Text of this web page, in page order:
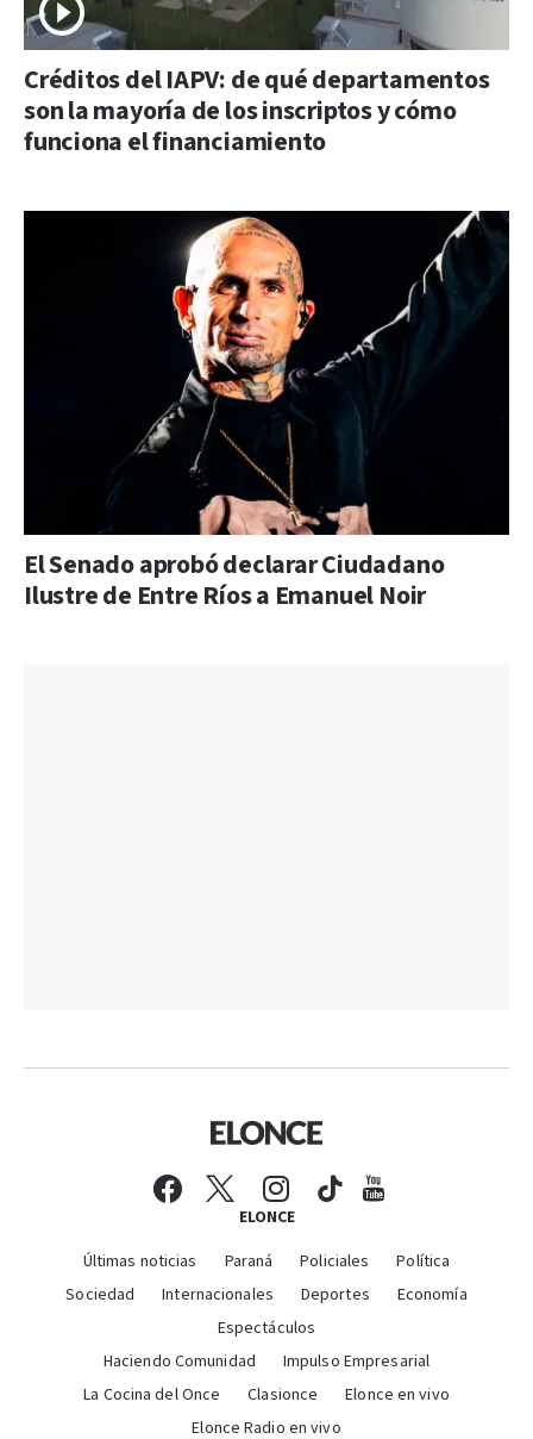
Créditos del IAPV: de qué departamentos
son la mayoría de los inscriptos y cómo
funciona el financiamiento
El Senado aprobó declarar Ciudadano
Ilustre de Entre Ríos a Emanuel Noir
ELONCE
Últimas noticias Paraná Policiales
Política
Sociedad
Internacionales Deportes
Economía
Espectáculos
Haciendo Comunidad
Impulso Empresarial
La Cocina del Once
Clasionce
Elonce en vivo
Elonce Radio en vivo